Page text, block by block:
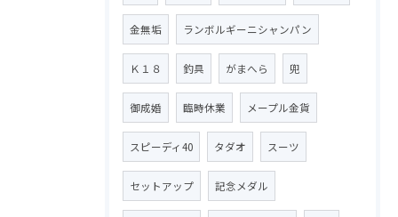
金無垢 ランボルギーニシャンパン
Ｋ１８ 釣具 がまへら 兜
御成婚 臨時休業 メープル金貨
スピーディ40 タダオ スーツ
セットアップ 記念メダル